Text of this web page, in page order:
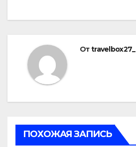
Отtravelbox27_
ПОХОЖАЯ ЗАПИСЬ